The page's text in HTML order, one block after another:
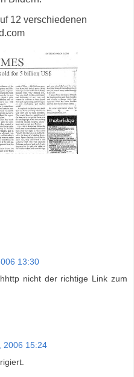
12 verschiedenen
13:30
nicht der richtige Link zum
2006 15:24